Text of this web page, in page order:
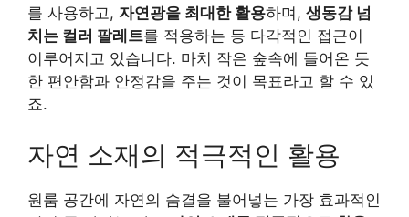
를 사용하고, 자연광을 최대한 활용하며, 생동감 넘
치는 컬러 팔레트를 적용하는 등 다각적인 접근이
이루어지고 있습니다. 마치 작은 숲속에 들어온 듯
한 편안함과 안정감을 주는 것이 목표라고 할 수 있
죠.
자연 소재의 적극적인 활용
원룸 공간에 자연의 숨결을 불어넣는 가장 효과적인